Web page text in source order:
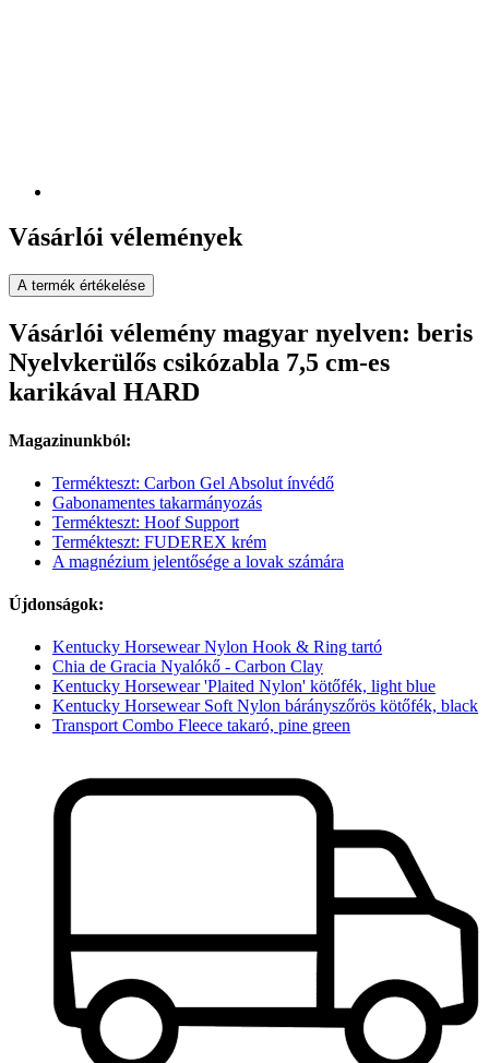
Vásárlói vélemények
A termék értékelése
Vásárlói vélemény magyar nyelven: beris
Nyelvkerülős csikózabla 7,5 cm-es
karikával HARD
Magazinunkból:
Termékteszt: Carbon Gel Absolut ínvédő
Gabonamentes takarmányozás
Termékteszt: Hoof Support
Termékteszt: FUDEREX krém
A magnézium jelentősége a lovak számára
Újdonságok:
Kentucky Horsewear Nylon Hook & Ring tartó
Chia de Gracia Nyalókő - Carbon Clay
Kentucky Horsewear 'Plaited Nylon' kötőfék, light blue
Kentucky Horsewear Soft Nylon bárányszőrös kötőfék, black
Transport Combo Fleece takaró, pine green